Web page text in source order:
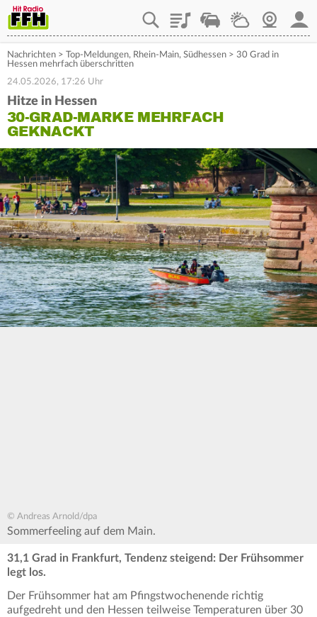
PlaylistStaupilotWetterWebcam
Nachrichten > Top-Meldungen, Rhein-Main, Südhessen > 30 Grad in
Hessen mehrfach überschritten
24.05.2026, 17:26 Uhr
Hitze in Hessen
30-GRAD-MARKE MEHRFACH
GEKNACKT
© Andreas Arnold/dpa
Sommerfeeling auf dem Main.
31,1 Grad in Frankfurt, Tendenz steigend: Der Frühsommer
legt los.
Der Frühsommer hat am Pfingstwochenende richtig
aufgedreht und den Hessen teilweise Temperaturen über 30